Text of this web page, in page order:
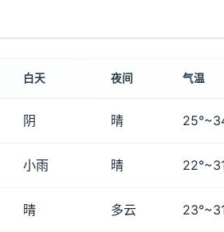
白天 夜间 气温
阴 晴
小雨 晴
晴 多云